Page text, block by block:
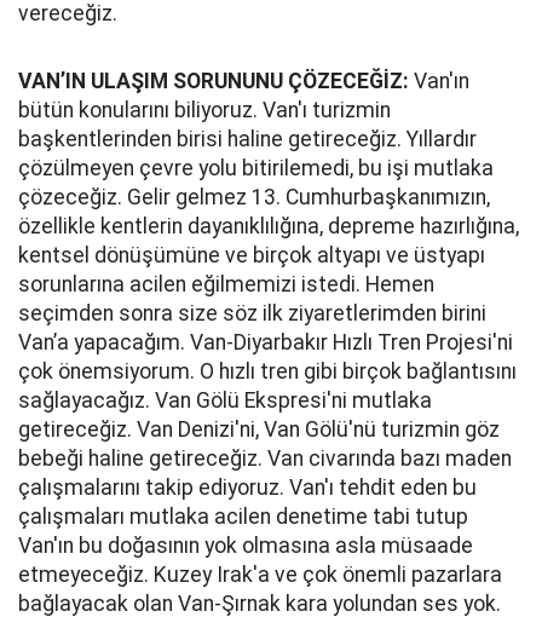
vereceğiz.
VAN’IN ULAŞIM SORUNUNU ÇÖZECEĞİZ: Van'ın
bütün konularını biliyoruz. Van'ı turizmin
başkentlerinden birisi haline getireceğiz. Yıllardır
çözülmeyen çevre yolu bitirilemedi, bu işi mutlaka
çözeceğiz. Gelir gelmez 13. Cumhurbaşkanımızın,
özellikle kentlerin dayanıklılığına, depreme hazırlığına,
kentsel dönüşümüne ve birçok altyapı ve üstyapı
sorunlarına acilen eğilmemizi istedi. Hemen
seçimden sonra size söz ilk ziyaretlerimden birini
Van’a yapacağım. Van-Diyarbakır Hızlı Tren Projesi'ni
çok önemsiyorum. O hızlı tren gibi birçok bağlantısını
sağlayacağız. Van Gölü Ekspresi'ni mutlaka
getireceğiz. Van Denizi'ni, Van Gölü'nü turizmin göz
bebeği haline getireceğiz. Van civarında bazı maden
çalışmalarını takip ediyoruz. Van'ı tehdit eden bu
çalışmaları mutlaka acilen denetime tabi tutup
Van'ın bu doğasının yok olmasına asla müsaade
etmeyeceğiz. Kuzey Irak'a ve çok önemli pazarlara
bağlayacak olan Van-Şırnak kara yolundan ses yok.